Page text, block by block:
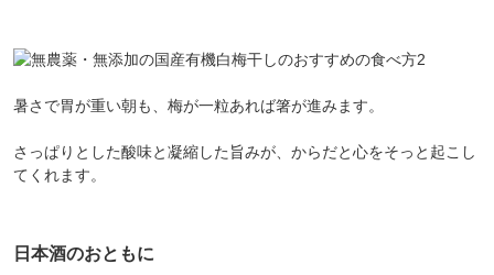
暑さで胃が重い朝も、梅が一粒あれば箸が進みます。
さっぱりとした酸味と凝縮した旨みが、からだと心をそっと起こし
てくれます。
日本酒のおともに